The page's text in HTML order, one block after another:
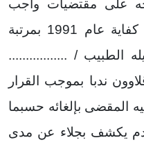
على مقتضيات واجب
الوظيفة وحصوله على تقدير كفاية عام 1991 بمرتبة
الطبيب / .................
ندبا بموجب القرار
المشار إليه المقضى بإلغائه حسبما
يكشف بجلاء عن مدى